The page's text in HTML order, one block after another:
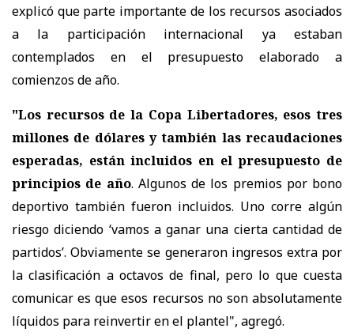
explicó que parte importante de los recursos asociados
a la participación internacional ya estaban
contemplados en el presupuesto elaborado a
comienzos de año.
"Los recursos de la Copa Libertadores, esos tres
millones de dólares y también las recaudaciones
esperadas, están incluidos en el presupuesto de
principios de año. Algunos de los premios por bono
deportivo también fueron incluidos. Uno corre algún
riesgo diciendo ‘vamos a ganar una cierta cantidad de
partidos’. Obviamente se generaron ingresos extra por
la clasificación a octavos de final, pero lo que cuesta
comunicar es que esos recursos no son absolutamente
líquidos para reinvertir en el plantel", agregó.